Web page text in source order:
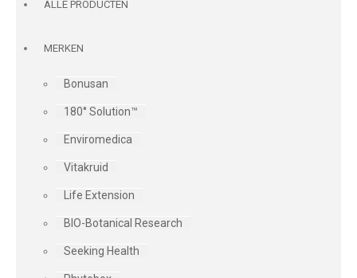
ALLE PRODUCTEN
MERKEN
Bonusan
180° Solution™
Enviromedica
Vitakruid
Life Extension
BIO-Botanical Research
Seeking Health